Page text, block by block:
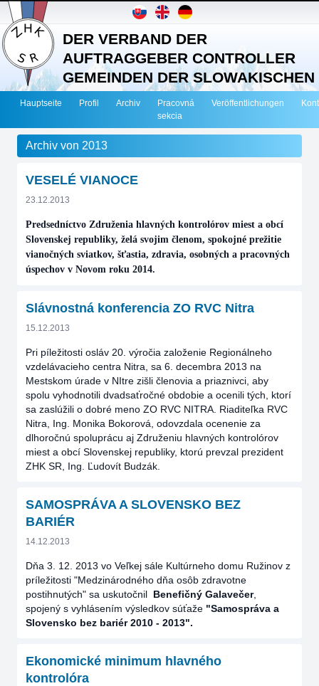
DER VERBAND DER
AUFTRAGGEBER CONTROLLER
GEMEINDEN DER SLOWAKISCHEN
REPUBLIK
Hauptseite Profil Archiv
Pracovná
sekcia
Veröffentlichungen
Archiv von 2013
VESELÉ VIANOCE
23.12.2013
Predsedníctvo Združenia hlavných kontrolórov miest a obcí
Slovenskej republiky, želá svojim členom, spokojné prežitie
vianočných sviatkov, šťastia, zdravia, osobných a pracovných
úspechov v Novom roku 2014.
Slávnostná konferencia ZO RVC Nitra
15.12.2013
Pri píležitosti osláv 20. výročia založenie Regionálneho
vzdelávacieho centra Nitra, sa 6. decembra 2013 na
Mestskom úrade v NItre zišli členovia a priaznivci, aby
spolu vyhodnotili dvadsaťročné obdobie a ocenili tých, ktorí
sa zaslúžili o dobré meno ZO RVC NITRA. Riaditeľka RVC
Nitra, Ing. Monika Bokorová, odovzdala ocenenie za
dlhoročnú spoluprácu aj Združeniu hlavných kontrolórov
miest a obcí Slovenskej republiky, ktorú prevzal prezident
ZHK SR, Ing. Ľudovít Budzák.
SAMOSPRÁVA A SLOVENSKO BEZ
BARIÉR
14.12.2013
Dňa 3. 12. 2013 vo Veľkej sále Kultúrneho domu Ružinov z
príležitosti "Medzinárodného dňa osôb zdravotne
postihnutých" sa uskutočnil Benefičný Galavečer,
spojený s vyhlásením výsledkov súťaže "Samospráva a
Slovensko bez bariér 2010 - 2013".
Ekonomické minimum hlavného
kontrolóra